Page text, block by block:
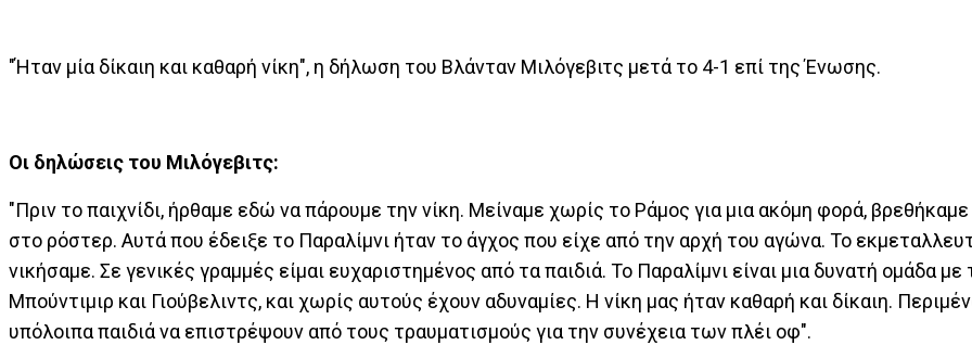
"Ήταν μία δίκαιη και καθαρή νίκη", η δήλωση του Βλάνταν Μιλόγεβιτς μετά το 4-1 επί της Ένωσης.
Οι δηλώσεις του Μιλόγεβιτς:
"Πριν το παιχνίδι, ήρθαμε εδώ να πάρουμε την νίκη. Μείναμε χωρίς το Ράμος για μια ακόμη φορά,
στο ρόστερ. Αυτά που έδειξε το Παραλίμνι ήταν το άγχος που είχε από την αρχή του αγώνα. Το
νικήσαμε. Σε γενικές γραμμές είμαι ευχαριστημένος από τα παιδιά. Το Παραλίμνι είναι μια δυνατή ομάδα με
Μπούντιμιρ και Γιούβελιντς, και χωρίς αυτούς έχουν αδυναμίες. Η νίκη μας ήταν καθαρή και δίκαιη.
υπόλοιπα παιδιά να επιστρέψουν από τους τραυματισμούς για την συνέχεια των πλέι οφ".